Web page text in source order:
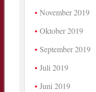
November 2019
Oktober 2019
September 2019
Juli 2019
Juni 2019